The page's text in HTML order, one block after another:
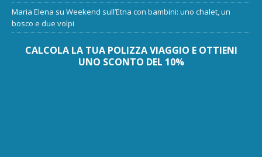
Maria Elena su Weekend sull’Etna con bambini: uno chalet, un
bosco e due volpi
CALCOLA LA TUA POLIZZA VIAGGIO E OTTIENI
UNO SCONTO DEL 10%